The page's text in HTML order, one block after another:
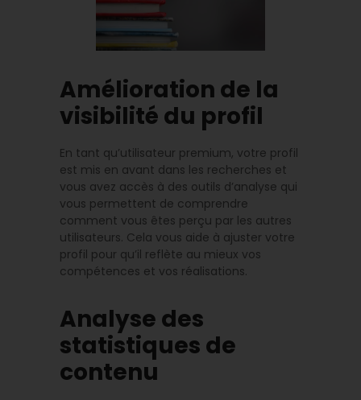
Amélioration de la
visibilité du profil
En tant qu’utilisateur premium, votre profil
est mis en avant dans les recherches et
vous avez accès à des outils d’analyse qui
vous permettent de comprendre
comment vous êtes perçu par les autres
utilisateurs. Cela vous aide à ajuster votre
profil pour qu’il reflète au mieux vos
compétences et vos réalisations.
Analyse des
statistiques de
contenu